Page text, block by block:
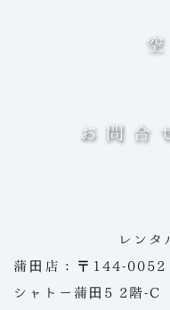
お問合
レンタ
蒲田店：〒144-
シャトー蒲田5 2階-C